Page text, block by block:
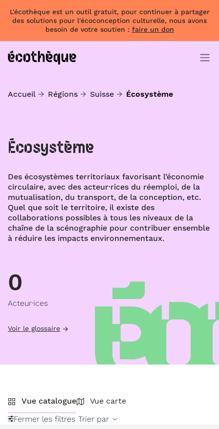
L'écothèque est un outil gratuit, pour continuer à partager
des solutions pour l'écoconception culturelle, nous avons
besoin de votre soutien : faire un don
Accueil Régions Suisse Écosystème
Écosystème
Des écosystèmes territoriaux favorisant l’économie
circulaire, avec des acteur·rices du réemploi, de la
mutualisation, du transport, de la conception, etc.
Quel que soit le territoire, il existe des
collaborations possibles à tous les niveaux de la
chaîne de la scénographie pour contribuer ensemble
à réduire les impacts environnementaux.
0
Acteur·ices
Voir le glossaire
Vue catalogue
Vue carte
Fermer les filtres Trier par